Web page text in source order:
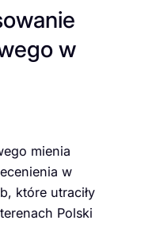
w
mienia
w
które utraciły
Polski